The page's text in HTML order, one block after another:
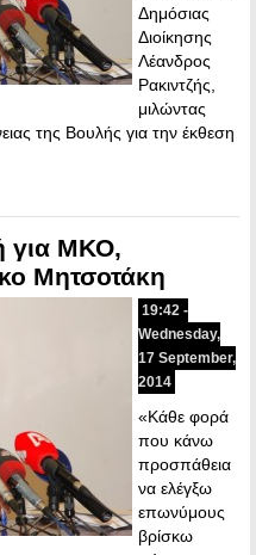
Δημόσιας
Διοίκησης
Λέανδρος
Ρακιντζής,
μιλώντας
της Βουλής για την έκθεση
για ΜΚΟ,
Μητσοτάκη
19:42 -
Wednesday,
17 September,
2014
«Κάθε φορά
που κάνω
προσπάθεια
να ελέγξω
επωνύμους
βρίσκω